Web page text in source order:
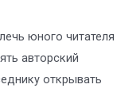
юного читателя
авторский
открывать